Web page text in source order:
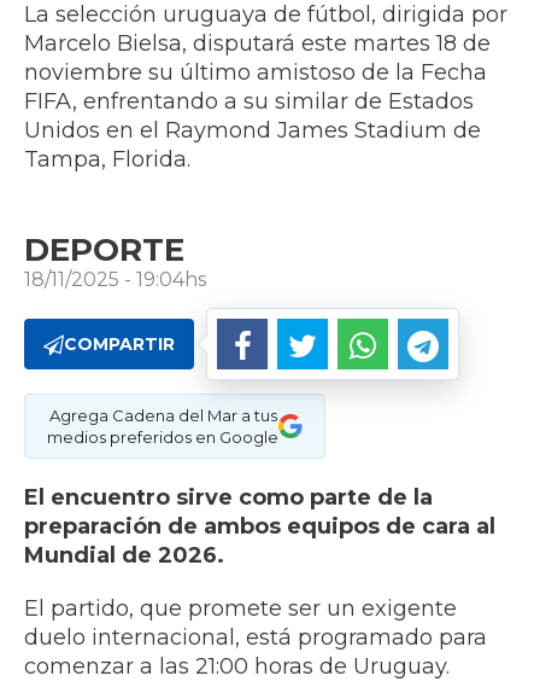
La selección uruguaya de fútbol, dirigida por
Marcelo Bielsa, disputará este martes 18 de
noviembre su último amistoso de la Fecha
FIFA, enfrentando a su similar de Estados
Unidos en el Raymond James Stadium de
Tampa, Florida.
DEPORTE
18/11/2025 - 19:04hs
COMPARTIR
Agrega Cadena del Mar a tus
medios preferidos en Google
El encuentro sirve como parte de la
preparación de ambos equipos de cara al
Mundial de 2026.
​El partido, que promete ser un exigente
duelo internacional, está programado para
comenzar a las 21:00 horas de Uruguay.